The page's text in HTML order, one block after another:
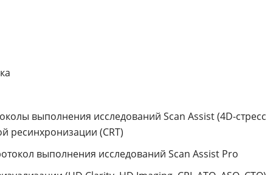
визуализации сосудов
и сосудистого кровотока (B-flow
Z-Scores для педиатрии
выполнения исследований Scan Assist (4D-стресс
ресинхронизации (CRT)
выполнения исследований Scan Assist Pro